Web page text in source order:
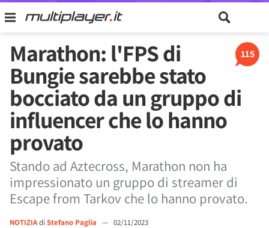
115
Marathon: l'FPS di
Bungie sarebbe stato
bocciato da un gruppo di
influencer che lo hanno
provato
Stando ad Aztecross, Marathon non ha
impressionato un gruppo di streamer di
Escape from Tarkov che lo hanno provato.
NOTIZIAdi Stefano Paglia — 02/11/2023